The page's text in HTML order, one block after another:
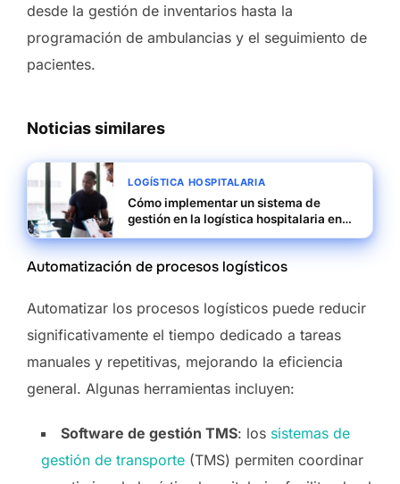
desde la gestión de inventarios hasta la
programación de ambulancias y el seguimiento de
pacientes.
Noticias similares
LOGÍSTICA HOSPITALARIA
Cómo implementar un sistema de
gestión en la logística hospitalaria en
Cuba
Automatización de procesos logísticos
Automatizar los procesos logísticos puede reducir
significativamente el tiempo dedicado a tareas
manuales y repetitivas, mejorando la eficiencia
general. Algunas herramientas incluyen:
Software de gestión TMS: los sistemas de
gestión de transporte (TMS) permiten coordinar